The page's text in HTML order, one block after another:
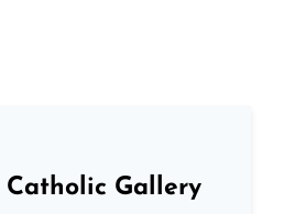
Catholic Gallery